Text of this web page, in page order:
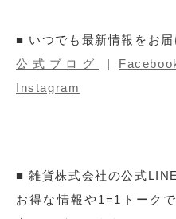
■ いつでも最新情報をお届
公式ブログ
|
Instagram
■ 雑貨株式会社の公式
お得な情報や1=1トーク